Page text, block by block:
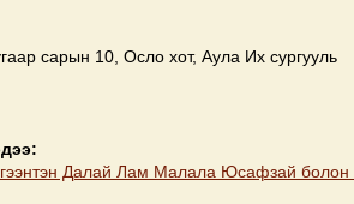
сарын 10, Осло хот, Аула Их сургууль
Далай Лам Малала Юсафзай